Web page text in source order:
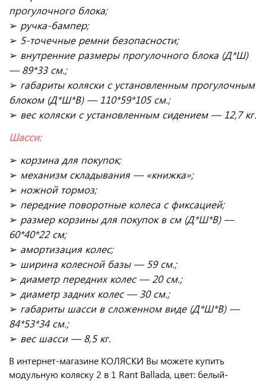
прогулочного блока;
➢ ручка-бампер;
➢ 5-точечные ремни безопасности;
➢ внутренние размеры прогулочного блока (Д*Ш)
— 89*33 см.;
➢ габариты коляски с установленным прогулочным
блоком (Д*Ш*В) — 110*59*105 см.;
➢ вес коляски с установленным сидением — 12,7 кг.
Шасси:
➢ корзина для покупок;
➢ механизм складывания — «книжка»;
➢ ножной тормоз;
➢ передние поворотные колеса с фиксацией;
➢ размер корзины для покупок в см (Д*Ш*В) —
60*40*22 см;
➢ амортизация колес;
➢ ширина колесной базы — 59 см.;
➢ диаметр передних колес — 20 см.;
➢ диаметр задних колес — 30 см.;
➢ габариты шасси в сложенном виде (Д*Ш*В) —
84*53*34 см.;
➢ вес шасси — 8,5 кг.
В интернет-магазине КОЛЯСКИ Вы можете купить
модульную коляску 2 в 1 Rant Ballada, цвет: белый-